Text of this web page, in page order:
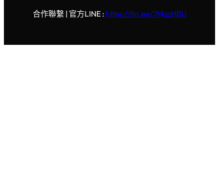
合作聯繫 | 官方LINE : https://lin.ee/7MqzHBU